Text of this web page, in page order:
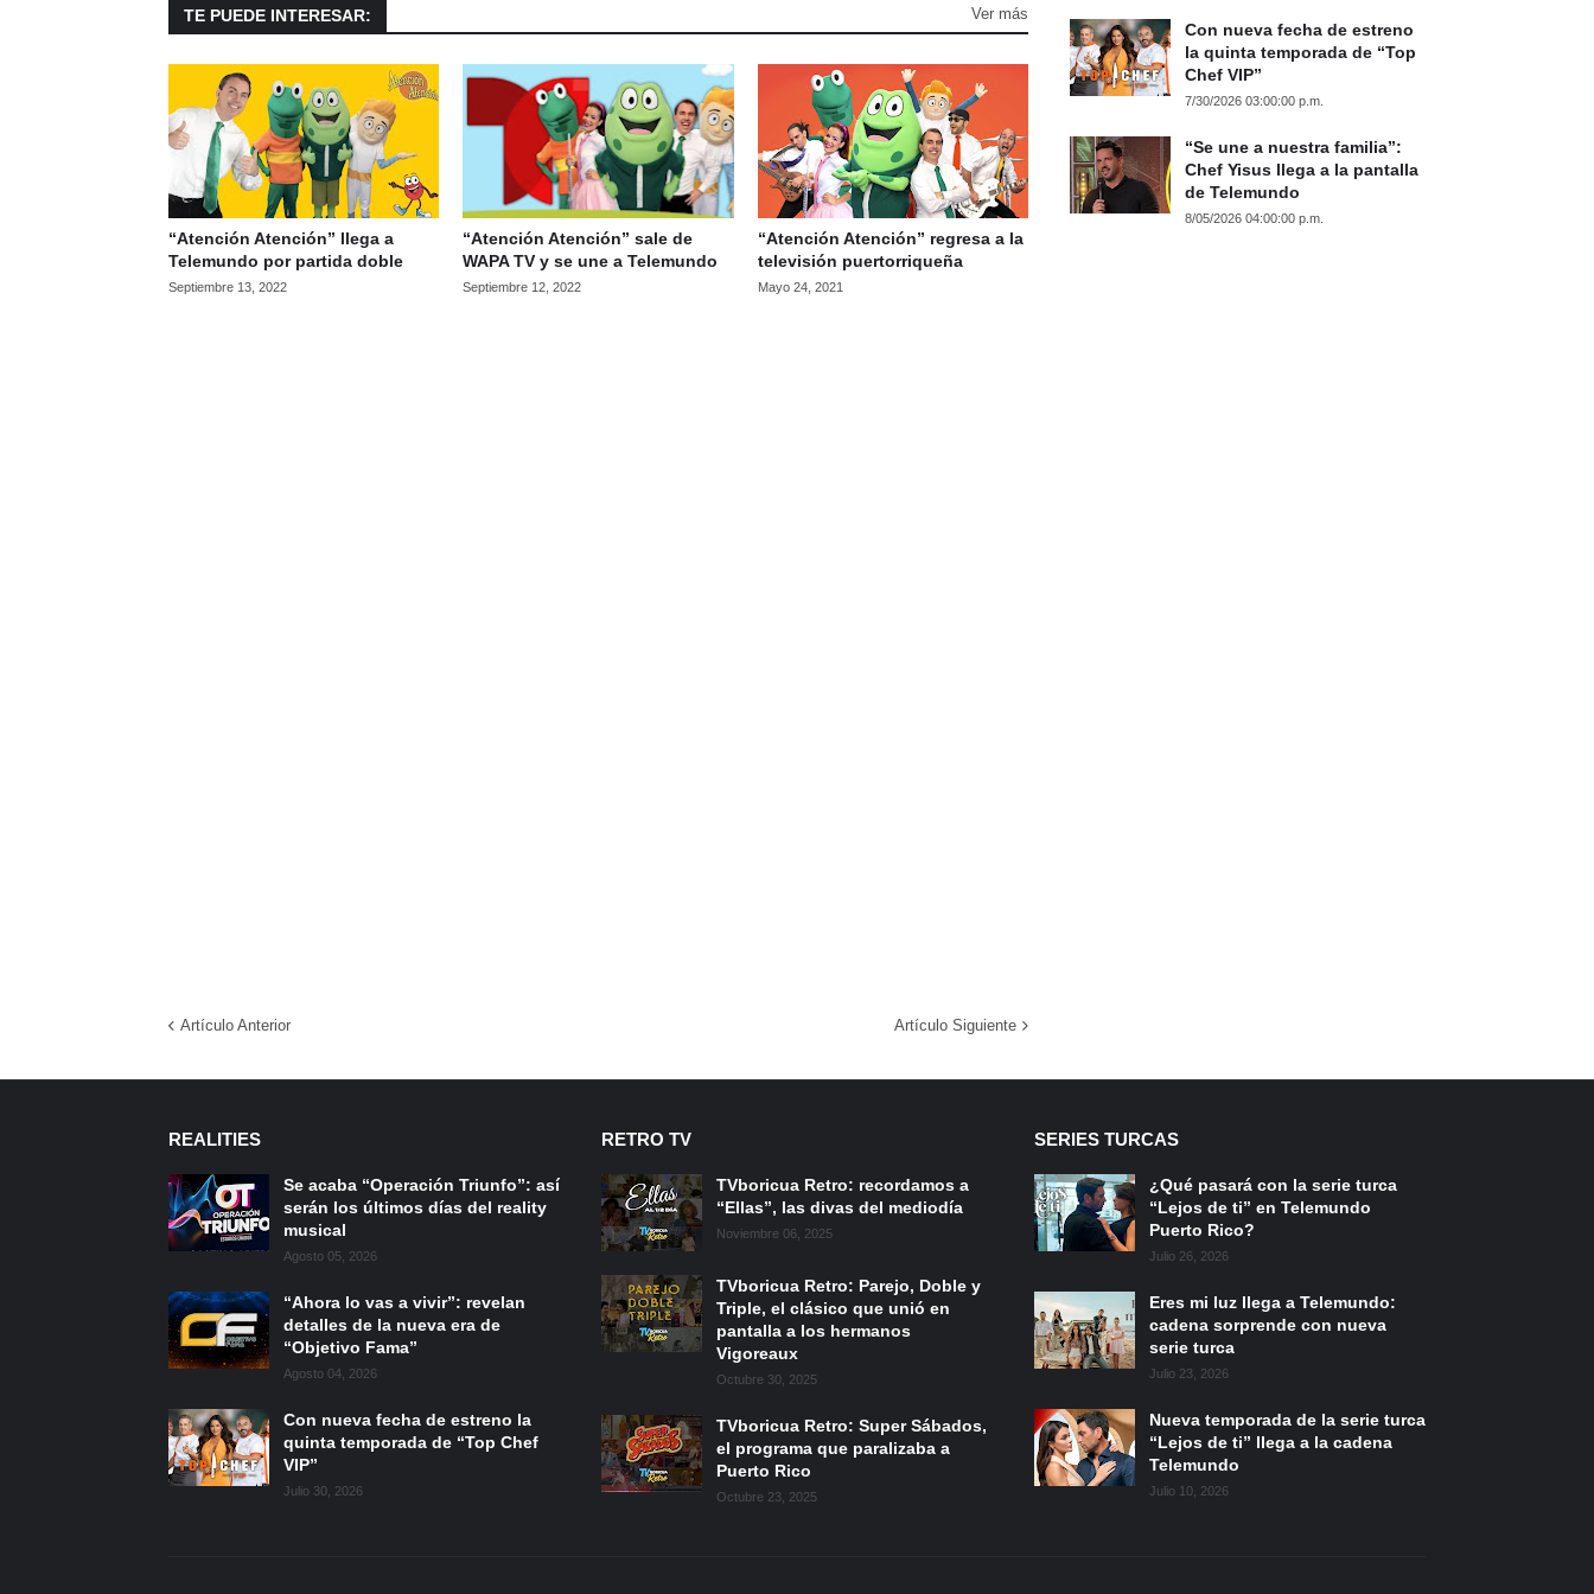
TE PUEDE INTERESAR: Ver más
“Atención Atención” llega a
Telemundo por partida doble
Septiembre 13, 2022
“Atención Atención” sale de
WAPA TV y se une a Telemundo
Septiembre 12, 2022
“Atención Atención” regresa a la
televisión puertorriqueña
Mayo 24, 2021
Artículo Anterior Artículo Siguiente
Con nueva fecha de estreno
la quinta temporada de “Top
Chef VIP”
7/30/2026 03:00:00 p.m.
“Se une a nuestra familia”:
Chef Yisus llega a la pantalla
de Telemundo
8/05/2026 04:00:00 p.m.
REALITIES
Se acaba “Operación Triunfo”: así
serán los últimos días del reality
musical
Agosto 05, 2026
“Ahora lo vas a vivir”: revelan
detalles de la nueva era de
“Objetivo Fama”
Agosto 04, 2026
Con nueva fecha de estreno la
quinta temporada de “Top Chef
VIP”
Julio 30, 2026
RETRO TV
TVboricua Retro: recordamos a
“Ellas”, las divas del mediodía
Noviembre 06, 2025
TVboricua Retro: Parejo, Doble y
Triple, el clásico que unió en
pantalla a los hermanos
Vigoreaux
Octubre 30, 2025
TVboricua Retro: Super Sábados,
el programa que paralizaba a
Puerto Rico
Octubre 23, 2025
SERIES TURCAS
¿Qué pasará con la serie turca
“Lejos de ti” en Telemundo
Puerto Rico?
Julio 26, 2026
Eres mi luz llega a Telemundo:
cadena sorprende con nueva
serie turca
Julio 23, 2026
Nueva temporada de la serie turca
“Lejos de ti” llega a la cadena
Telemundo
Julio 10, 2026